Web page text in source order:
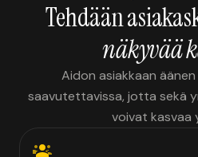
Tehdään
näkyvää
Aidon asiakkaan
saavutettavissa, jotta sekä
voivat kasvaa